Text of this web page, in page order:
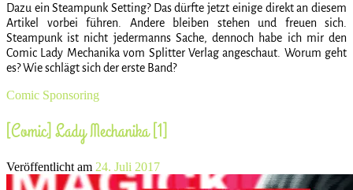
Dazu ein Steampunk Setting? Das dürfte jetzt einige direkt an diesem
Artikel vorbei führen. Andere bleiben stehen und freuen sich.
Steampunk ist nicht jedermanns Sache, dennoch habe ich mir den
Comic Lady Mechanika vom Splitter Verlag angeschaut. Worum geht
es? Wie schlägt sich der erste Band?
Comic Sponsoring
[Comic] Lady Mechanika [1]
Veröffentlicht am 24. Juli 2017